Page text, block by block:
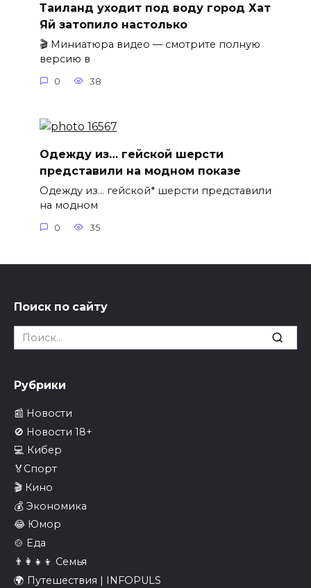
Таиланд уходит под воду город Хат
Яй затопило настолько
🎬 Миниатюра видео — смотрите полную
версию в
0 38
Одежду из… гейской шерсти
представили на модном показе
Одежду из… гейской* шерсти представили
на модном
0 35
Поиск по сайту
Search
for:
Рубрики
📰 Новости
🚫 Новости 18+
💻 Кибер
🏅Спорт
🎬 Кино
💰 Экономика
😂 Юмор
🍲 Еда
👨‍👩‍👧‍👦 Семья
🌍 Путешествия | INFOPULS